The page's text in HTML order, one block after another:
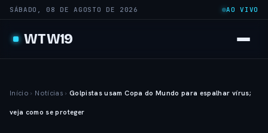
SÁBADO, 08 DE AGOSTO DE 2026 AO VIVO
WTW19
Início › Notícias › Golpistas usam Copa do Mundo para espalhar vírus;
veja como se proteger